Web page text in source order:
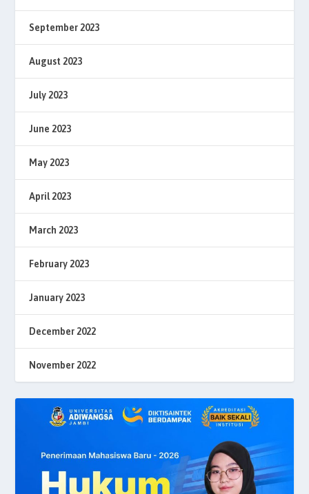
September 2023
August 2023
July 2023
June 2023
May 2023
April 2023
March 2023
February 2023
January 2023
December 2022
November 2022